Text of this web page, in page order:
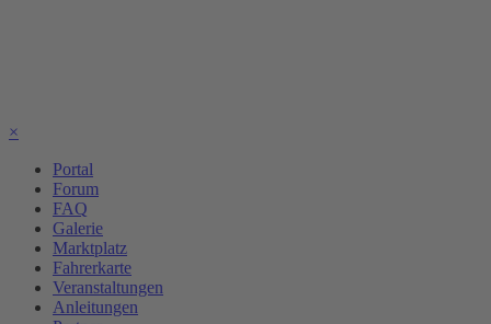
×
Portal
Forum
FAQ
Galerie
Marktplatz
Fahrerkarte
Veranstaltungen
Anleitungen